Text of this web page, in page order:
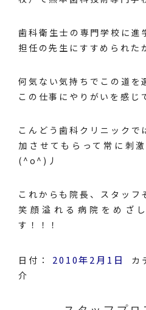
歯科衛生士の専門学校に進
担任の先生にすすめられた
何気ない気持ちでこの道を
この仕事にやりがいを感じ
こんどう歯科クリニックで
加させてもらって常に刺
(^o^)丿
これからも院長、スタッフ
笑顔溢れる病院をめざ
す！！！
日付： 2010年2月1日 カ
介